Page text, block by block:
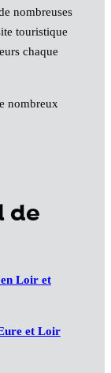
nombreuses
touristique
chaque
nombreux
de
en Loir et
et Loir